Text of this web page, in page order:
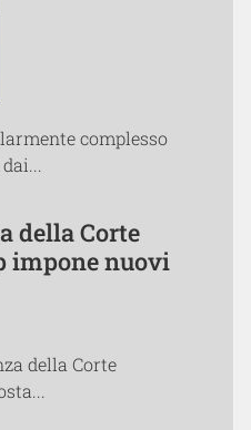
complesso
della Corte
impone nuovi
della Corte